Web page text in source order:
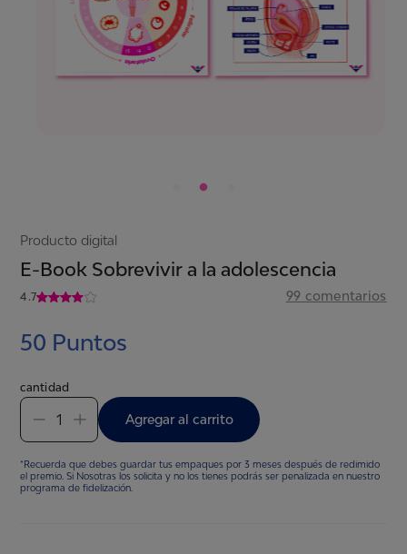
Producto digital
E-Book Sobrevivir a la adolescencia
4.7 99 comentarios
50 Puntos
cantidad
1 Agregar al carrito
*Recuerda que debes guardar tus empaques por 3 meses después de redimido
el premio. Si Nosotras los solicita y no los tienes podrás ser penalizada en nuestro
programa de fidelización.